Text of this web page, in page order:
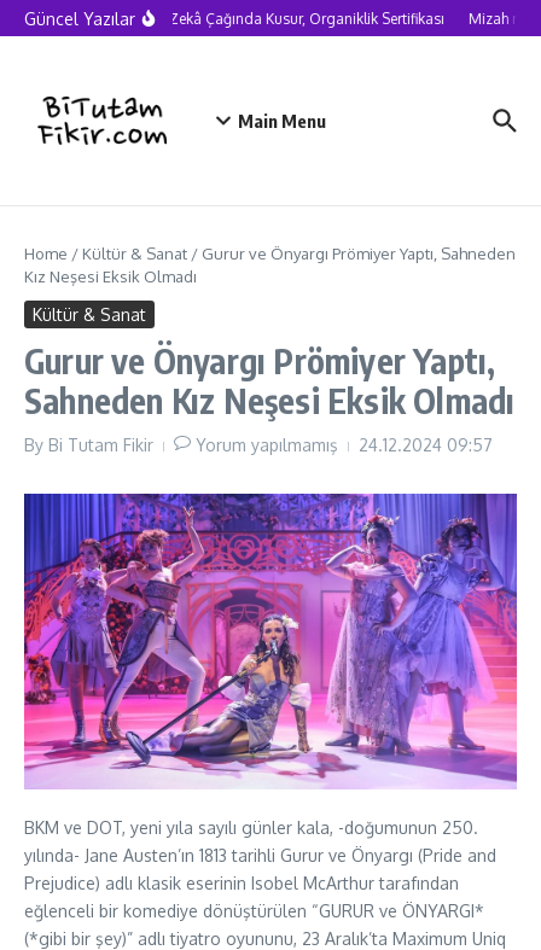
Skip to content
Güncel YazılarYapay Zekâ Çağında Kusur, Organiklik Sertifikası Mizah
Main Menu
Home / Kültür & Sanat / Gurur ve Önyargı Prömiyer Yaptı, Sahneden
Kız Neşesi Eksik Olmadı
Kültür & Sanat
Gurur ve Önyargı Prömiyer Yaptı,
Sahneden Kız Neşesi Eksik Olmadı
By Bi Tutam Fikir Yorum yapılmamış 24.12.2024 09:57
BKM ve DOT, yeni yıla sayılı günler kala, -doğumunun 250.
yılında- Jane Austen’ın 1813 tarihli Gurur ve Önyargı (Pride and
Prejudice) adlı klasik eserinin Isobel McArthur tarafından
eğlenceli bir komediye dönüştürülen “GURUR ve ÖNYARGI*
(*gibi bir şey)” adlı tiyatro oyununu, 23 Aralık’ta Maximum Uniq